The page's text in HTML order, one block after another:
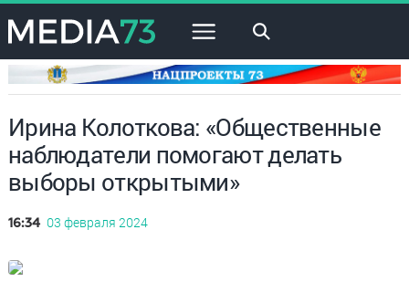
×
Ирина Колоткова: «Общественные
наблюдатели помогают делать
выборы открытыми»
16:34 03 февраля 2024